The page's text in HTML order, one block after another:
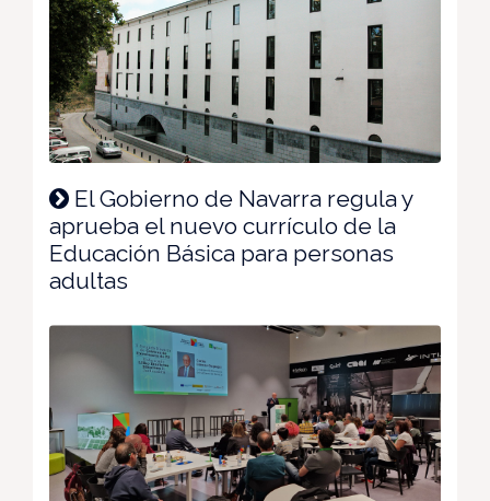
El Gobierno de Navarra regula y
aprueba el nuevo currículo de la
Educación Básica para personas
adultas